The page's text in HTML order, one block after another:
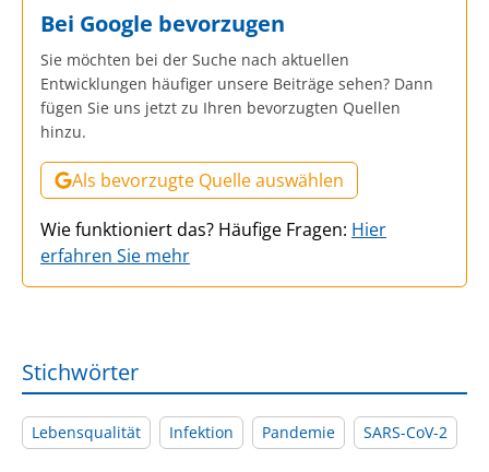
Bei Google bevorzugen
Sie möchten bei der Suche nach aktuellen
Entwicklungen häufiger unsere Beiträge sehen? Dann
fügen Sie uns jetzt zu Ihren bevorzugten Quellen
hinzu.
Als bevorzugte Quelle auswählen
Wie funktioniert das? Häufige Fragen: Hier
erfahren Sie mehr
Stichwörter
Lebensqualität Infektion Pandemie SARS-CoV-2